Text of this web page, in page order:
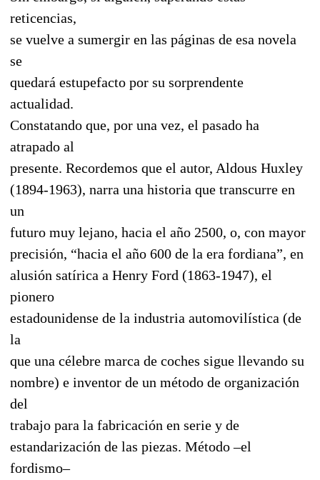
reticencias,
se vuelve a sumergir en las páginas de esa novela
se
quedará estupefacto por su sorprendente
actualidad.
Constatando que, por una vez, el pasado ha
atrapado al
presente. Recordemos que el autor, Aldous Huxley
(1894-1963), narra una historia que transcurre en
un
futuro muy lejano, hacia el año 2500, o, con mayor
precisión, “hacia el año 600 de la era fordiana”, en
alusión satírica a Henry Ford (1863-1947), el
pionero
estadounidense de la industria automovilística (de
la
que una célebre marca de coches sigue llevando su
nombre) e inventor de un método de organización
del
trabajo para la fabricación en serie y de
estandarización de las piezas. Método –el
fordismo–